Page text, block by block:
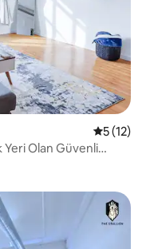
55 (12)
Olan Güvenli